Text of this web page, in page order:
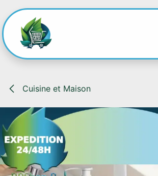
Se rendre au contenu
Cuisine et Maison